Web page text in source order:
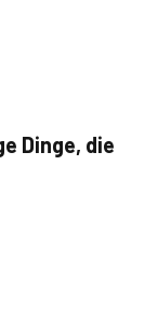
Dinge, die